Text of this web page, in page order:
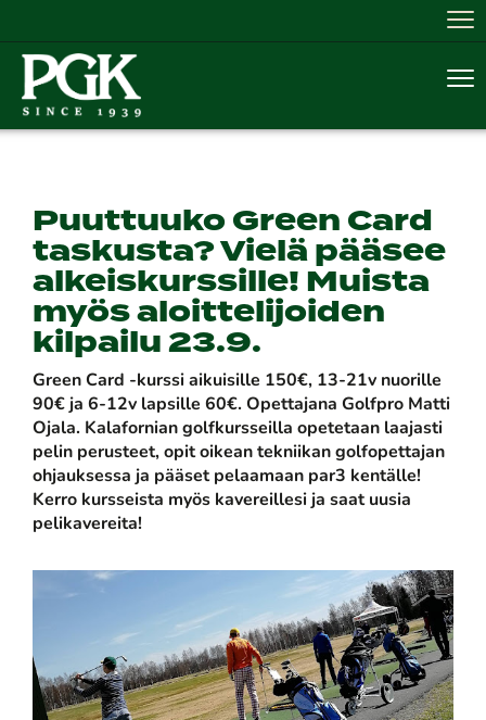
Puuttuuko Green Card
taskusta? Vielä pääsee
alkeiskurssille! Muista
myös aloittelijoiden
kilpailu 23.9.
Green Card -kurssi aikuisille 150€, 13-21v nuorille
90€ ja 6-12v lapsille 60€. Opettajana Golfpro Matti
Ojala. Kalafornian golfkursseilla opetetaan laajasti
pelin perusteet, opit oikean tekniikan golfopettajan
ohjauksessa ja pääset pelaamaan par3 kentälle!
Kerro kursseista myös kavereillesi ja saat uusia
pelikavereita!​​​​​​​